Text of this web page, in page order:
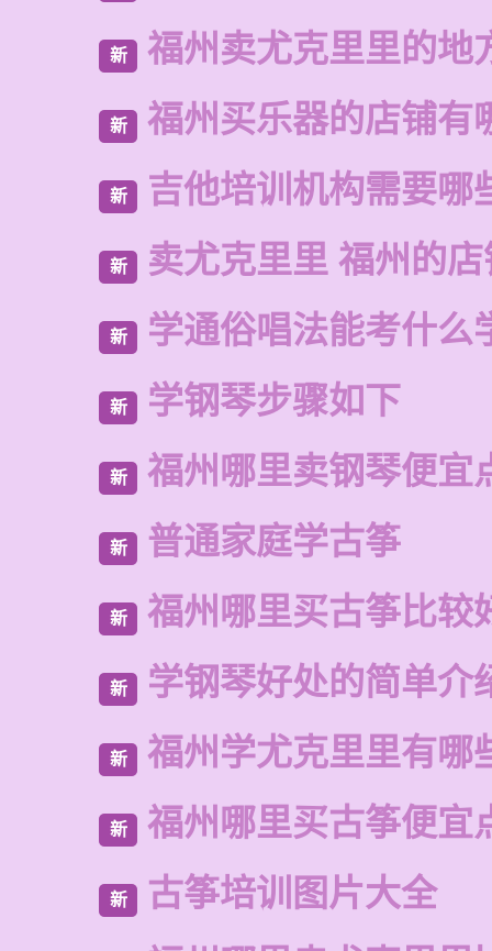
新 福州卖尤克里里的地
新 福州买乐器的店铺有
新 吉他培训机构需要哪
新 卖尤克里里 福州的
新 学通俗唱法能考什么
新 学钢琴步骤如下
新 福州哪里卖钢琴便宜
新 普通家庭学古筝
新 福州哪里买古筝比较
新 学钢琴好处的简单介
新 福州学尤克里里有哪
新 福州哪里买古筝便宜
新
古筝培训图片大全